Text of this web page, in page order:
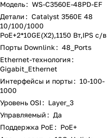
Модель: WS-C3560E-48PD-EF
Детали: Catalyst 3560E 48
10/100/1000
PoE+2*10GE(X2),1150 Вт,IPS с/в
Порты Downlink: 48_Ports
Ethernet-технология:
Gigabit_Ethernet
Интерфейсы и порты: 10-100-
1000
Уровень OSI: Layer_3
Управляемый: Да
Поддержка PoE: PoE+